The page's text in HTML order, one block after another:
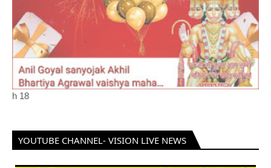
h 18
YOUTUBE CHANNEL- VISION LIVE NEWS